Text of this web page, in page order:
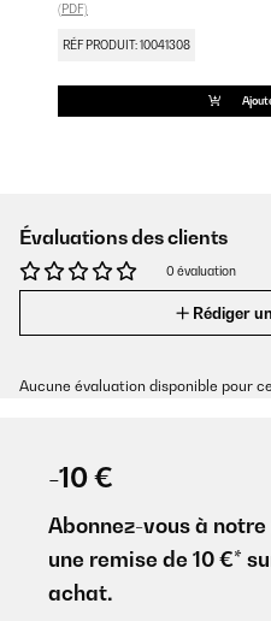
(PDF)
RÉF PRODUIT: 10041308
Évaluations des clients
0 évaluation
Rédiger
Aucune évaluation disponible pour
-10 €
Abonnez-vous à
une remise de 10 €*
achat.